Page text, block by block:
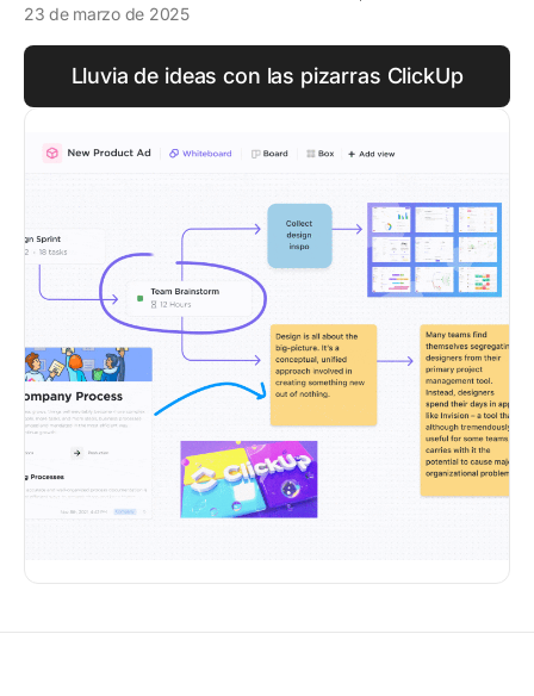
23 de marzo de 2025
Lluvia de ideas con las pizarras ClickUp